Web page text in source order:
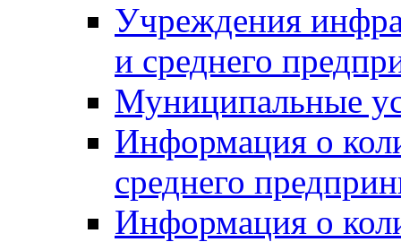
Учреждения
и среднего
Муниципальные
Информация о
среднего
Информация о